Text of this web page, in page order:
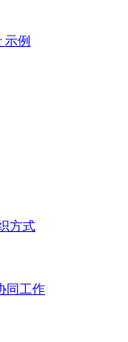
示例
方式
同工作